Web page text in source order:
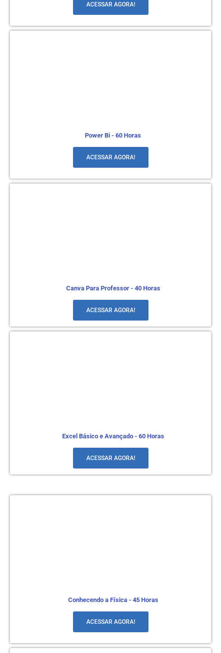
ACESSAR AGORA!
Power Bi - 60 Horas
ACESSAR AGORA!
Canva Para Professor - 40 Horas
ACESSAR AGORA!
Excel Básico e Avançado - 60 Horas
ACESSAR AGORA!
Conhecendo a Física - 45 Horas
ACESSAR AGORA!